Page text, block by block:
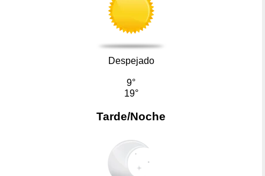
Despejado
9°
19°
Tarde/Noche